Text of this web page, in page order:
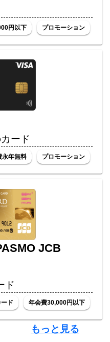
円以下 プロモーション
ード
永年無料 プロモーション
JCB
ド
ド 年会費30,000円以下
もっと見る